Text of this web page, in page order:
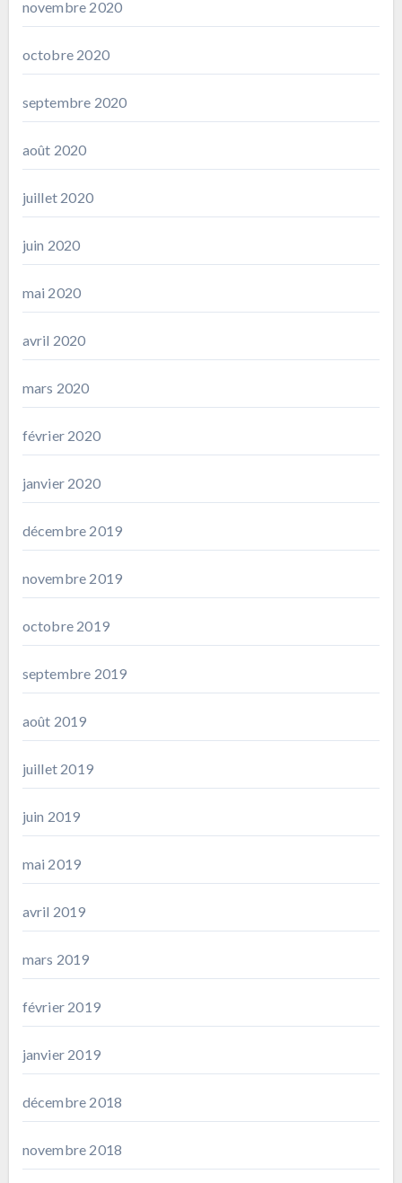
novembre 2020
octobre 2020
septembre 2020
août 2020
juillet 2020
juin 2020
mai 2020
avril 2020
mars 2020
février 2020
janvier 2020
décembre 2019
novembre 2019
octobre 2019
septembre 2019
août 2019
juillet 2019
juin 2019
mai 2019
avril 2019
mars 2019
février 2019
janvier 2019
décembre 2018
novembre 2018